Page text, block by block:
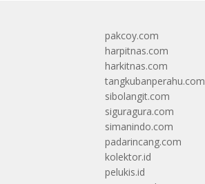
pakcoy.com
harpitnas.com
harkitnas.com
tangkubanperahu.com
sibolangit.com
siguragura.com
simanindo.com
padarincang.com
kolektor.id
pelukis.id